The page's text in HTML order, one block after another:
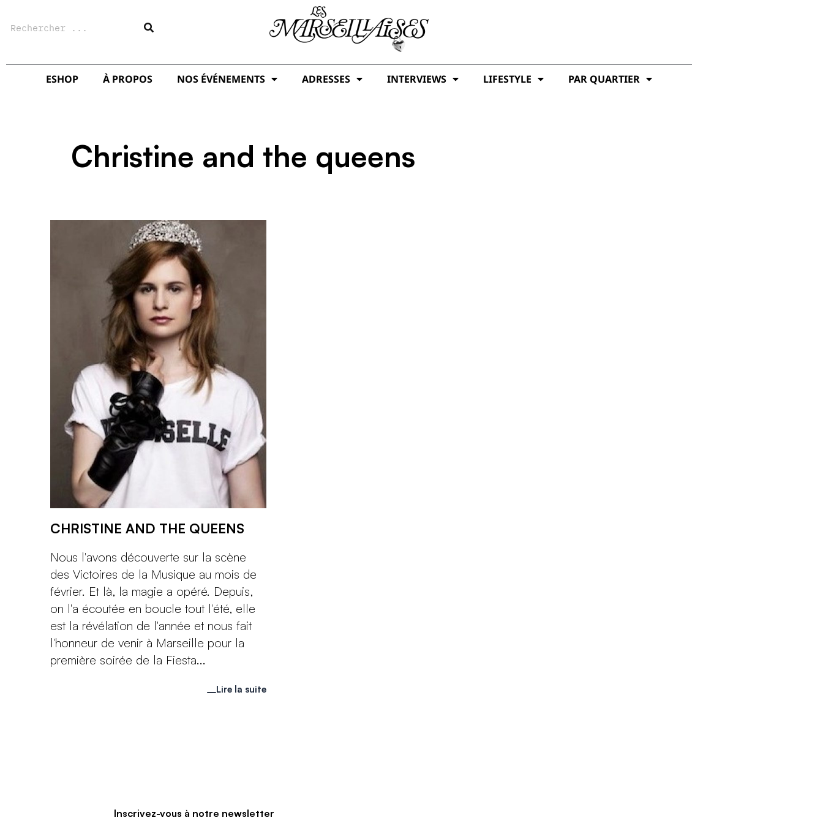
ESHOP À PROPOS NOS ÉVÉNEMENTS ADRESSES INTERVIEWS LIFESTYLE PAR QUARTIER
Christine and the queens
CHRISTINE AND THE QUEENS
Nous l'avons découverte sur la scène
des Victoires de la Musique au mois de
février. Et là, la magie a opéré. Depuis,
on l'a écoutée en boucle tout l'été, elle
est la révélation de l'année et nous fait
l'honneur de venir à Marseille pour la
première soirée de la Fiesta...
Lire la suite
Inscrivez-vous à notre newsletter